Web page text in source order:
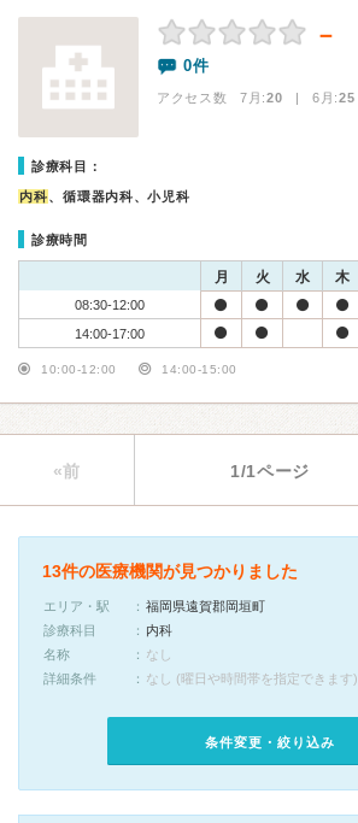
－
0件
アクセス数 7月:20 | 6月:25
診療科目：
内科、循環器内科、小児科
診療時間
月 火 水 木
08:30-12:00
14:00-17:00
10:00-12:00 14:00-15:00
«前 1/1ページ
13件の医療機関が見つかりました
エリア・駅
福岡県遠賀郡岡垣町
診療科目
内科
名称
なし
詳細条件
なし (曜日や時間帯を指定できます)
条件変更・絞り込み